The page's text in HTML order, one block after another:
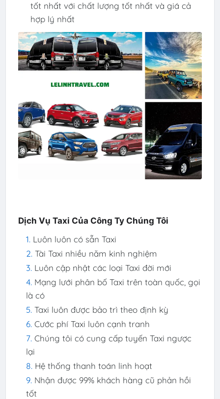
tốt nhất với chất lượng tốt nhất và giá cả
hợp lý nhất
Dịch Vụ Taxi Của Công Ty Chúng Tôi
Luôn luôn có sẵn Taxi
Tài Taxi nhiều năm kinh nghiệm
Luôn cập nhật các loại Taxi đời mới
Mạng lưới phân bố Taxi trên toàn quốc, gọi
là có
Taxi luôn được bảo trì theo định kỳ
Cước phí Taxi luôn cạnh tranh
Chúng tôi có cung cấp tuyến Taxi ngược
lại
Hệ thống thanh toán linh hoạt
Nhận được 99% khách hàng cũ phản hồi
tốt